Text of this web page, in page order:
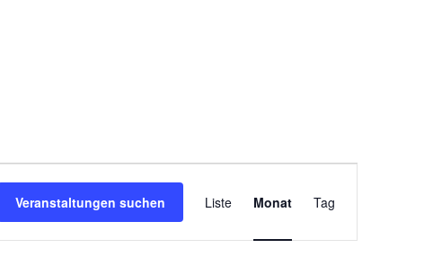
Veranstaltungen suchen
Ansichten-
Liste Monat Tag